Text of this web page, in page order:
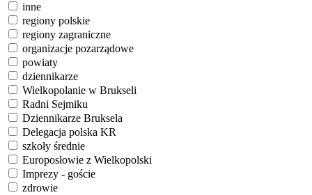
inne
regiony polskie
regiony zagraniczne
organizacje pozarządowe
powiaty
dziennikarze
Wielkopolanie w Brukseli
Radni Sejmiku
Dziennikarze Bruksela
Delegacja polska KR
szkoły średnie
Europosłowie z Wielkopolski
Imprezy - goście
zdrowie